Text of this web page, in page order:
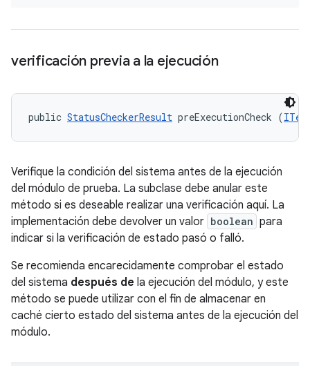
verificación previa a la ejecución
public StatusCheckerResult preExecutionCheck (
Verifique la condición del sistema antes de la ejecución
del módulo de prueba. La subclase debe anular este
método si es deseable realizar una verificación aquí. La
implementación debe devolver un valor boolean para
indicar si la verificación de estado pasó o falló.
Se recomienda encarecidamente comprobar el estado
del sistema después de la ejecución del módulo, y este
método se puede utilizar con el fin de almacenar en
caché cierto estado del sistema antes de la ejecución del
módulo.